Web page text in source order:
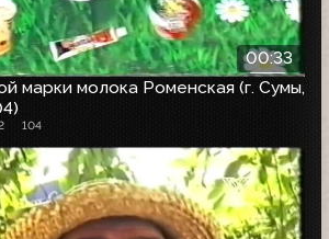
00:33
марки молока Роменская (г. Сумы,
104